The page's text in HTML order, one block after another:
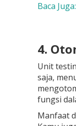
Baca
4.
Unit
saja,
fungsi
Manfaat